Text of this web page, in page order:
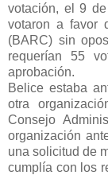
votación, el 9
votaron a favor
(BARC) sin
requerían 55
aprobación.
Belice estaba
otra
Consejo
organización
una solicitud de
cumplía con los